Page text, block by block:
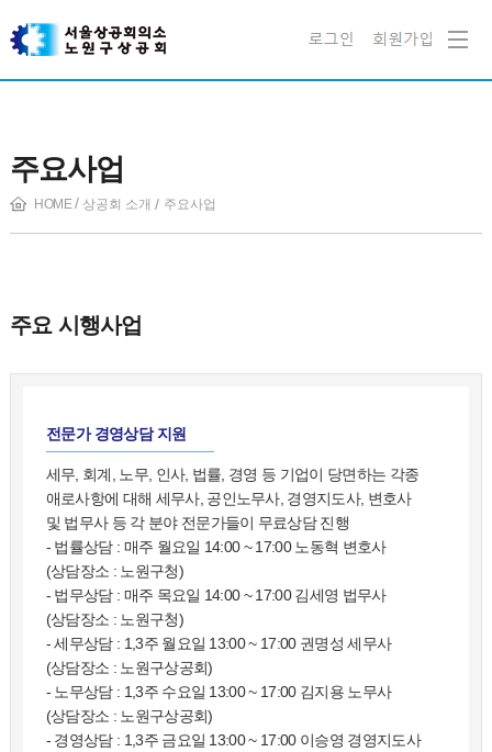
주요사업
HOME 상공회 소개 주요사업
주요 시행사업
전문가 경영상담 지원
세무, 회계, 노무, 인사, 법률, 경영 등 기업이 당면하는 각종
애로사항에 대해 세무사, 공인노무사, 경영지도사, 변호사
및 법무사 등 각 분야 전문가들이 무료상담 진행
- 법률상담 : 매주 월요일 14:00 ~ 17:00 노동혁 변호사
(상담장소 : 노원구청)
- 법무상담 : 매주 목요일 14:00 ~ 17:00 김세영 법무사
(상담장소 : 노원구청)
- 세무상담 : 1,3주 월요일 13:00 ~ 17:00 권명성 세무사
(상담장소 : 노원구상공회)
- 노무상담 : 1,3주 수요일 13:00 ~ 17:00 김지용 노무사
(상담장소 : 노원구상공회)
- 경영상담 : 1,3주 금요일 13:00 ~ 17:00 이승영 경영지도사